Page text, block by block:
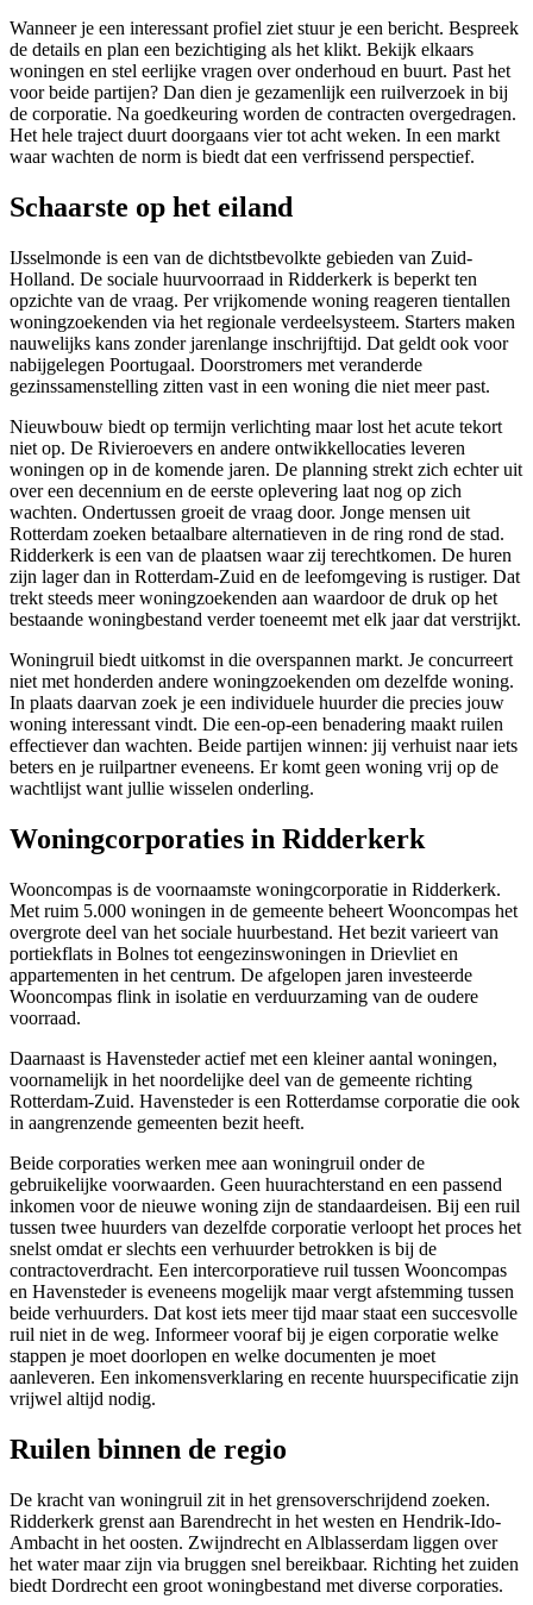
Wanneer je een interessant profiel ziet stuur je een bericht. Bespreek
de details en plan een bezichtiging als het klikt. Bekijk elkaars
woningen en stel eerlijke vragen over onderhoud en buurt. Past het
voor beide partijen? Dan dien je gezamenlijk een ruilverzoek in bij
de corporatie. Na goedkeuring worden de contracten overgedragen.
Het hele traject duurt doorgaans vier tot acht weken. In een markt
waar wachten de norm is biedt dat een verfrissend perspectief.
Schaarste op het eiland
IJsselmonde is een van de dichtstbevolkte gebieden van Zuid-
Holland. De sociale huurvoorraad in Ridderkerk is beperkt ten
opzichte van de vraag. Per vrijkomende woning reageren tientallen
woningzoekenden via het regionale verdeelsysteem. Starters maken
nauwelijks kans zonder jarenlange inschrijftijd. Dat geldt ook voor
nabijgelegen Poortugaal. Doorstromers met veranderde
gezinssamenstelling zitten vast in een woning die niet meer past.
Nieuwbouw biedt op termijn verlichting maar lost het acute tekort
niet op. De Rivieroevers en andere ontwikkellocaties leveren
woningen op in de komende jaren. De planning strekt zich echter uit
over een decennium en de eerste oplevering laat nog op zich
wachten. Ondertussen groeit de vraag door. Jonge mensen uit
Rotterdam zoeken betaalbare alternatieven in de ring rond de stad.
Ridderkerk is een van de plaatsen waar zij terechtkomen. De huren
zijn lager dan in Rotterdam-Zuid en de leefomgeving is rustiger. Dat
trekt steeds meer woningzoekenden aan waardoor de druk op het
bestaande woningbestand verder toeneemt met elk jaar dat verstrijkt.
Woningruil biedt uitkomst in die overspannen markt. Je concurreert
niet met honderden andere woningzoekenden om dezelfde woning.
In plaats daarvan zoek je een individuele huurder die precies jouw
woning interessant vindt. Die een-op-een benadering maakt ruilen
effectiever dan wachten. Beide partijen winnen: jij verhuist naar iets
beters en je ruilpartner eveneens. Er komt geen woning vrij op de
wachtlijst want jullie wisselen onderling.
Woningcorporaties in Ridderkerk
Wooncompas is de voornaamste woningcorporatie in Ridderkerk.
Met ruim 5.000 woningen in de gemeente beheert Wooncompas het
overgrote deel van het sociale huurbestand. Het bezit varieert van
portiekflats in Bolnes tot eengezinswoningen in Drievliet en
appartementen in het centrum. De afgelopen jaren investeerde
Wooncompas flink in isolatie en verduurzaming van de oudere
voorraad.
Daarnaast is Havenstederactief met een kleiner aantal woningen,
voornamelijk in het noordelijke deel van de gemeente richting
Rotterdam-Zuid. Havensteder is een Rotterdamse corporatie die ook
in aangrenzende gemeenten bezit heeft.
Beide corporaties werken mee aan woningruil onder de
gebruikelijke voorwaarden. Geen huurachterstand en een passend
inkomen voor de nieuwe woning zijn de standaardeisen. Bij een ruil
tussen twee huurders van dezelfde corporatie verloopt het proces het
snelst omdat er slechts een verhuurder betrokken is bij de
contractoverdracht. Een intercorporatieve ruil tussen Wooncompas
en Havensteder is eveneens mogelijk maar vergt afstemming tussen
beide verhuurders. Dat kost iets meer tijd maar staat een succesvolle
ruil niet in de weg. Informeer vooraf bij je eigen corporatie welke
stappen je moet doorlopen en welke documenten je moet
aanleveren. Een inkomensverklaring en recente huurspecificatie zijn
vrijwel altijd nodig.
Ruilen binnen de regio
De kracht van woningruil zit in het grensoverschrijdend zoeken.
Ridderkerk grenst aan Barendrecht in het westen en Hendrik-Ido-
Ambacht in het oosten. Zwijndrecht en Alblasserdam liggen over
het water maar zijn via bruggen snel bereikbaar. Richting het zuiden
biedt Dordrecht een groot woningbestand met diverse corporaties.